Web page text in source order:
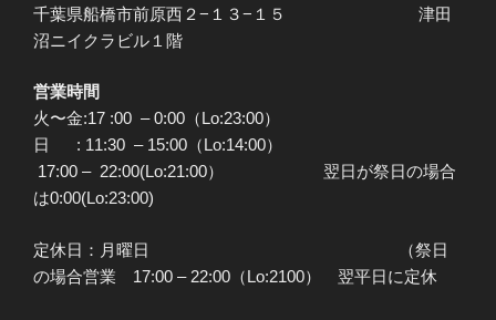
千葉県船橋市前原西２−１３−１５ 津田
沼ニイクラビル１階
営業時間
火〜金:17 :00 – 0:00（Lo:23:00）
日 : 11:30 – 15:00（Lo:14:00）
17:00 – 22:00(Lo:21:00） 翌日が祭日の場合
は0:00(Lo:23:00)
定休日：月曜日 （祭日
の場合営業 17:00 – 22:00（Lo:2100） 翌平日に定休